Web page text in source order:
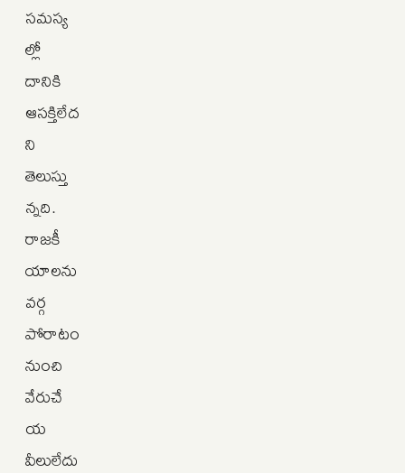
సమస్య
ల్లో
దానికి
ఆసక్తిలేద
ని
తెలుస్తు
న్నది.
రాజకీ
యాలను
వర్గ
పోరాటం
నుంచి
వేరుచే
య
వీలులేదు